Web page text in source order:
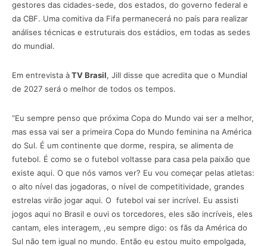
gestores das cidades-sede, dos estados, do governo federal e
da CBF. Uma comitiva da Fifa permanecerá no país para realizar
análises técnicas e estruturais dos estádios, em todas as sedes
do mundial.
Em entrevista àTV Brasil, Jill disse que acredita que o Mundial
de 2027 será o melhor de todos os tempos.
“Eu sempre penso que próxima Copa do Mundo vai ser a melhor,
mas essa vai ser a primeira Copa do Mundo feminina na América
do Sul. É um continente que dorme, respira, se alimenta de
futebol. É como se o futebol voltasse para casa pela paixão que
existe aqui. O que nós vamos ver? Eu vou começar pelas atletas:
o alto nível das jogadoras, o nível de competitividade, grandes
estrelas virão jogar aqui. O futebol vai ser incrível. Eu assisti
jogos aqui no Brasil e ouvi os torcedores, eles são incríveis, eles
cantam, eles interagem, ,eu sempre digo: os fãs da América do
Sul não tem igual no mundo. Então eu estou muito empolgada,